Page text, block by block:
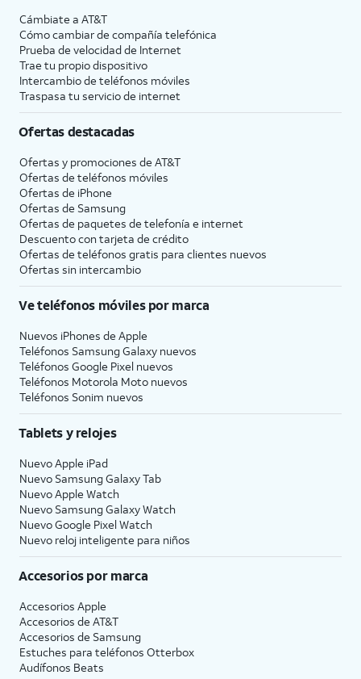
a tus contactos.
13.
Toca
Continue
para
configurar
Screen
Screen Time, que te ayuda a
llevar un registro de tu uso
iPhone, establecer límites de
tiempo para las aplicaciones o
limitar las aplicaciones y
interactuar entre horarios
Sharing de iOS, también puedes
establecer límites para los
dispositivos de tus hijos.
14. TocaContinuar.
15. TocaShare with App
Developerspara
permitir que Apple
envíe informes
actividad de tu
aplicación y los
problemas que tienes
al desarrollador de
una aplicación. De lo
contrario, tocaDon't
Share.
configurar Siri, el
asistente digital
integrado en iOS. Es
posible que se te pida
Cámbiate a AT&T
Cómo cambiar de compañía telefónica
Prueba de velocidad de Internet
Trae tu propio dispositivo
Intercambio de teléfonos móviles
Traspasa tu servicio de internet
Ofertas destacadas
Ofertas y promociones de AT&T
Ofertas de teléfonos móviles
Ofertas de iPhone
Ofertas de Samsung
Ofertas de paquetes de telefonía e internet
Descuento con tarjeta de crédito
Ofertas de teléfonos gratis para clientes nuevos
Ofertas sin intercambio
Ve teléfonos móviles por marca
Nuevos iPhones de Apple
Teléfonos Samsung Galaxy nuevos
Teléfonos Google Pixel nuevos
Teléfonos Motorola Moto nuevos
Teléfonos Sonim nuevos
Tablets y relojes
Nuevo Apple iPad
Nuevo Samsung Galaxy Tab
Nuevo Apple Watch
Nuevo Samsung Galaxy Watch
Nuevo Google Pixel Watch
Nuevo reloj inteligente para niños
Accesorios por marca
Accesorios Apple
Accesorios de AT&T
Accesorios de Samsung
Estuches para teléfonos Otterbox
Audífonos Beats